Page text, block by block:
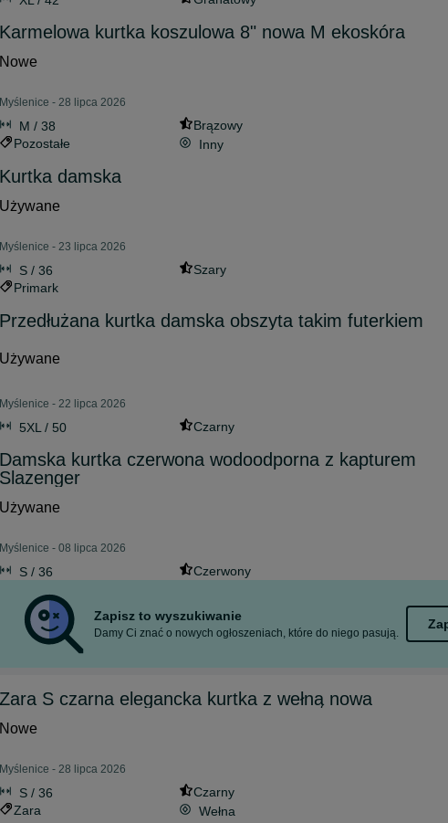
Karmelowa kurtka koszulowa 8" nowa M ekoskóra
Nowe
Myślenice - 28 lipca 2026
M / 38
Brązowy
Pozostałe
Inny
Kurtka damska
Używane
Myślenice - 23 lipca 2026
S / 36
Szary
Primark
Przedłużana kurtka damska obszyta takim futerkiem
Używane
Myślenice - 22 lipca 2026
5XL / 50 Czarny
Damska kurtka czerwona wodoodporna z kapturem
Slazenger
Używane
Myślenice - 08 lipca 2026
S / 36 Czerwony
Zapisz to wyszukiwanie
Damy Ci znać o nowych ogłoszeniach, które do niego pasują.
Zara S czarna elegancka kurtka z wełną nowa
Nowe
Myślenice - 28 lipca 2026
S / 36
Czarny
Zara
Wełna